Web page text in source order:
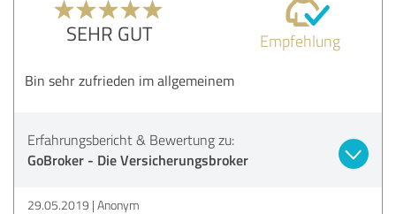
SEHR GUT Empfehlung
Bin sehr zufrieden im allgemeinem
Erfahrungsbericht & Bewertung zu:
GoBroker - Die Versicherungsbroker
29.05.2019 Anonym